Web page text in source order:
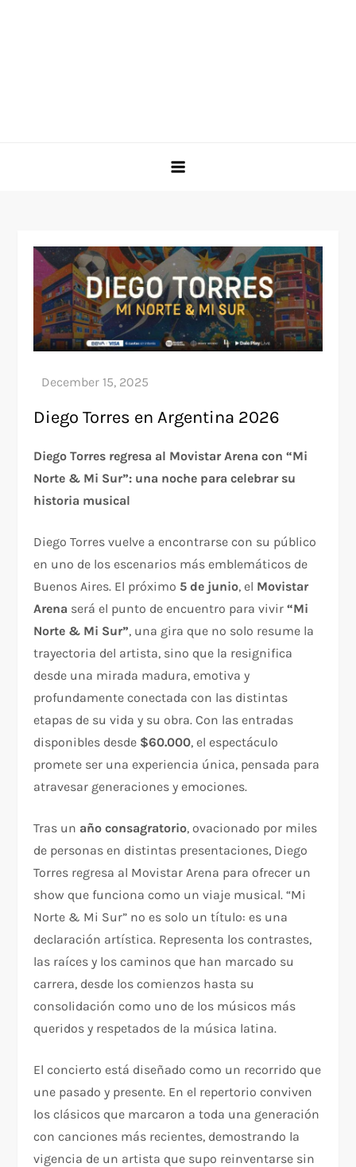
Diego Torres en Argentina 2026
Diego Torres regresa al Movistar Arena con “Mi
Norte & Mi Sur”: una noche para celebrar su
historia musical
Diego Torres vuelve a encontrarse con su público
en uno de los escenarios más emblemáticos de
Buenos Aires. El próximo 5 de junio, el Movistar
Arena será el punto de encuentro para vivir“Mi
Norte & Mi Sur”, una gira que no solo resume la
trayectoria del artista, sino que la resignifica
desde una mirada madura, emotiva y
profundamente conectada con las distintas
etapas de su vida y su obra. Con las entradas
disponibles desde $60.000, el espectáculo
promete ser una experiencia única, pensada para
atravesar generaciones y emociones.
Tras un año consagratorio, ovacionado por miles
de personas en distintas presentaciones, Diego
Torres regresa al Movistar Arena para ofrecer un
show que funciona como un viaje musical. “Mi
Norte & Mi Sur” no es solo un título: es una
declaración artística. Representa los contrastes,
las raíces y los caminos que han marcado su
carrera, desde los comienzos hasta su
consolidación como uno de los músicos más
queridos y respetados de la música latina.
El concierto está diseñado como un recorrido que
une pasado y presente. En el repertorio conviven
los clásicos que marcaron a toda una generación
con canciones más recientes, demostrando la
vigencia de un artista que supo reinventarse sin